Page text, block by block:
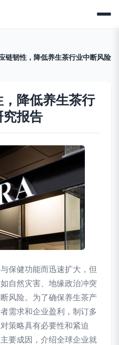
链韧性，降低养生茶行业中断风险
降低养生茶行
报告
保健功能而迅速扩大，但
自然灾害、地缘政治冲突
风险。为了确保养生茶产
需求和企业盈利，制订多
策略具有必要性和紧迫
要成因，介绍全球企业就